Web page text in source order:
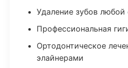
Удаление зубов
Профессиональная
Ортодонтическое
элайнерами